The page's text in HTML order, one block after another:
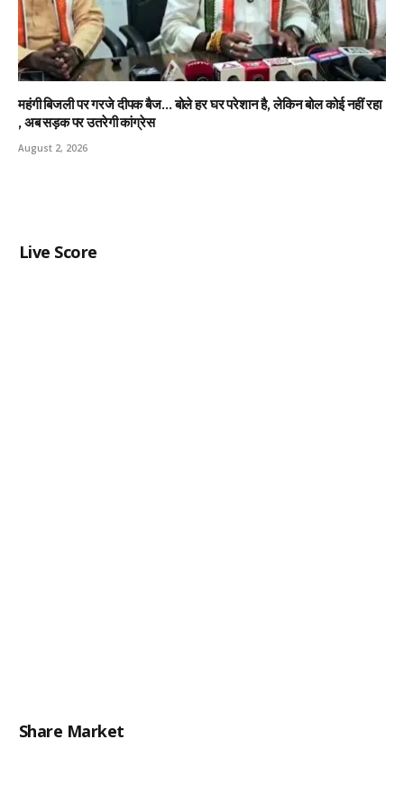
महंगी बिजली पर गरजे दीपक बैज… बोले हर घर परेशान है, लेकिन बोल कोई नहीं रहा
, अब सड़क पर उतरेगी कांग्रेस
August 2, 2026
Live Score
Share Market